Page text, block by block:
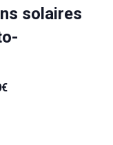
solaires